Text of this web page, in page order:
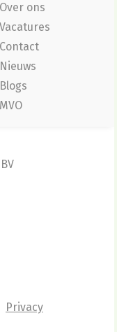
Over ons
Vacatures
Contact
Nieuws
Blogs
MVO
Privacy